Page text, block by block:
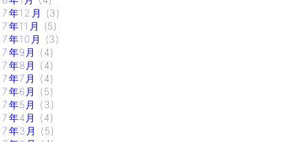
年12月
(3)
年11月
(5)
年10月
(3)
年9月
(4)
年8月
(4)
年7月
(4)
年6月
(5)
年5月
(3)
年4月
(4)
年3月
(5)